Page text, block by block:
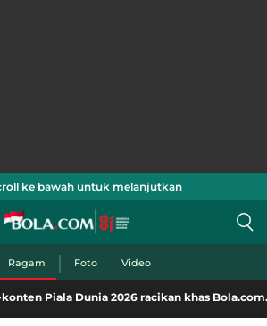
ke bawah untuk melanjutkan
Ragam Foto Video
2026 racikan khas Bola.com. Klik di sini!